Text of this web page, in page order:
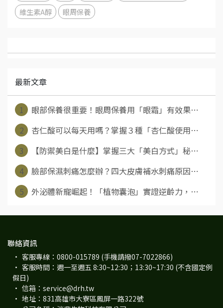
維生素A醇
眼周保養
最新文章
1
眼部保養很重要！眼周保養用「眼霜」有效果⋯
2
杏仁酸可以每天用嗎？掌握３種「杏仁酸使用⋯
3
【防禦美白是什麼】掌握三大「美白方式」秘⋯
4
臉部保濕刺痛怎麼辦？四大皮膚補水刺痛原因⋯
5
外泌體新寵崛起！「植物囊泡」實證逆齡力，⋯
聯絡資訊
客服專線：0800-015789 (手機請撥07-7022866)
客服時間：週一至週五 8:30~12:30；13:30~17:30 (不含國定例
假日)
信箱：service@drh.tw
地址：831高雄市大寮區鳳屏一路322號